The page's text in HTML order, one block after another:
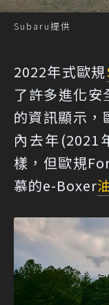
Subaru提供
2022年式歐規
了許多進化安
的資訊顯示
內去年(2021
樣，但歐規
慕的e-Boxer